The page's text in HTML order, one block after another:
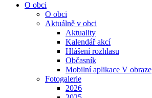
O obci
O obci
Aktuálně v obci
Aktuality
Kalendář akcí
Hlášení rozhlasu
Občasník
Mobilní aplikace V obraze
Fotogalerie
2026